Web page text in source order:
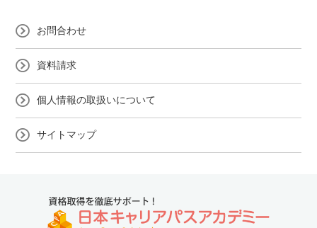
お問合わせ
資料請求
個人情報の取扱いについて
サイトマップ